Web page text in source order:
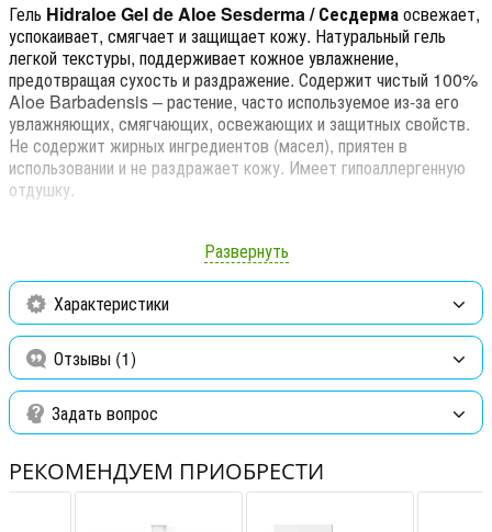
Гель Hidraloe Gel de Aloe Sesderma / Сесдермаосвежает,
успокаивает, смягчает и защищает кожу. Натуральный гель
легкой текстуры, поддерживает кожное увлажнение,
предотвращая сухость и раздражение. Содержит чистый 100%
Aloe Barbadensis – растение, часто используемое из-за его
увлажняющих, смягчающих, освежающих и защитных свойств.
Не содержит жирных ингредиентов (масел), приятен в
использовании и не раздражает кожу. Имеет гипоаллергенную
отдушку.
НАЗНАЧЕНИЕ: после загара, после бритья, небольшие ожоги,
укусы насекомых, до и после депиляции, уход после химических
пилингов.
Способ применения:
движениями по мере необходимости.
Активные компоненты:
Развернуть
Характеристики
Отзывы (1)
Задать вопрос
РЕКОМЕНДУЕМ ПРИОБРЕСТИ